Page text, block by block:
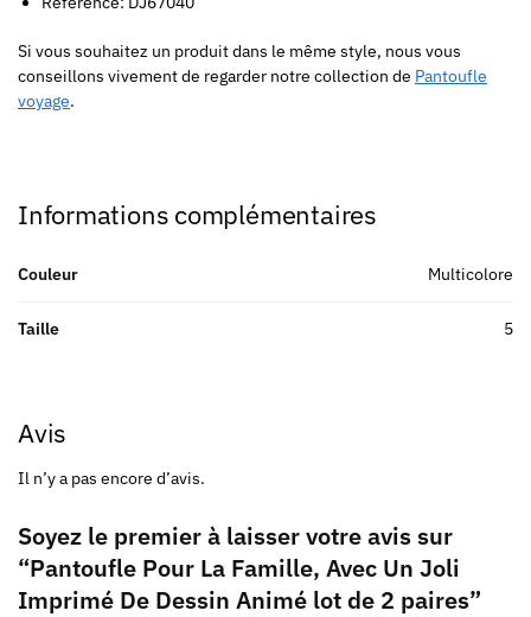
Si vous souhaitez un produit dans le même style, nous vous
conseillons vivement de regarder notre collection de Pantoufle
voyage.
Informations complémentaires
Couleur Multicolore
Taille 5
Avis
Il n’y a pas encore d’avis.
Soyez le premier à laisser votre avis sur
“Pantoufle Pour La Famille, Avec Un Joli
Imprimé De Dessin Animé lot de 2 paires”